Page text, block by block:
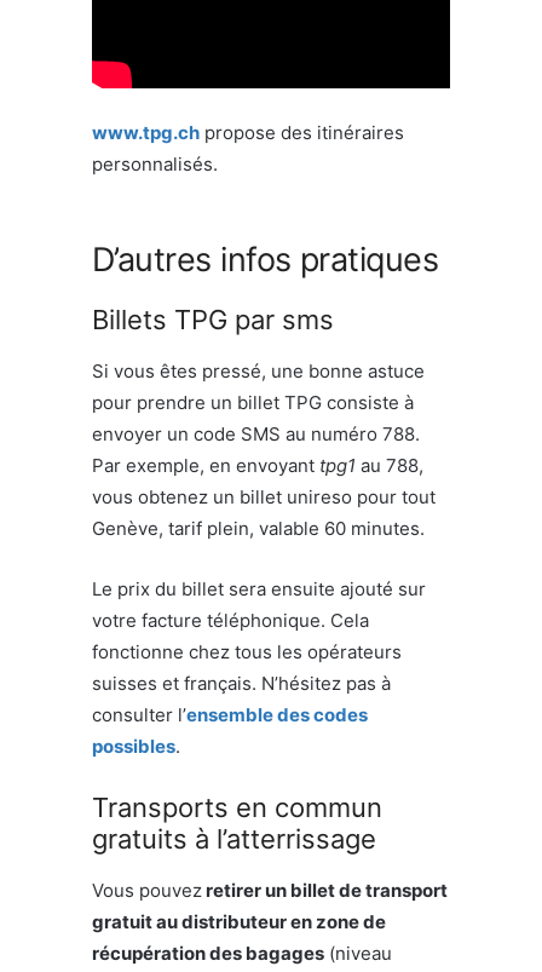
www.tpg.ch propose des itinéraires
personnalisés.
D’autres infos pratiques
Billets TPG par sms
Si vous êtes pressé, une bonne astuce
pour prendre un billet TPG consiste à
envoyer un code SMS au numéro 788.
Par exemple, en envoyant tpg1 au 788,
vous obtenez un billet unireso pour tout
Genève, tarif plein, valable 60 minutes.
Le prix du billet sera ensuite ajouté sur
votre facture téléphonique. Cela
fonctionne chez tous les opérateurs
suisses et français. N’hésitez pas à
consulter l’ensemble des codes
possibles.
Transports en commun
gratuits à l’atterrissage
Vous pouvez retirer un billet de transport
gratuit au distributeur en zone de
récupération des bagages (niveau